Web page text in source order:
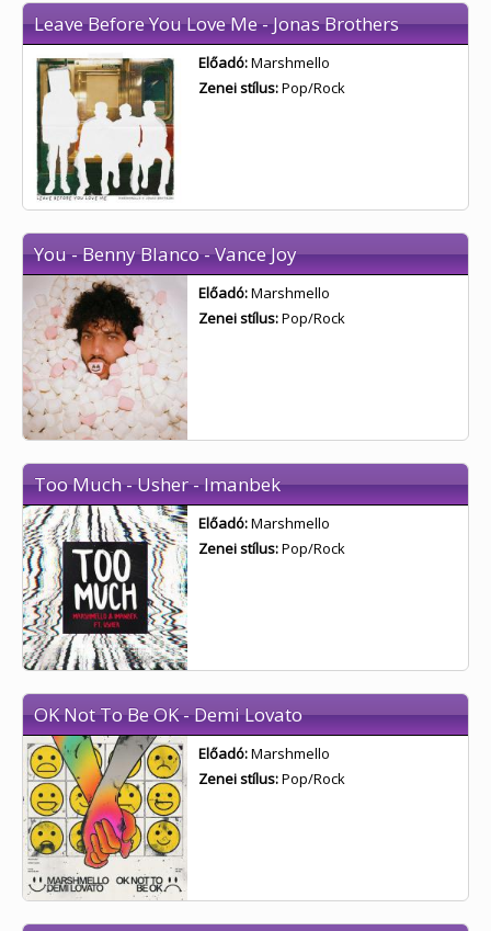
Leave Before You Love Me - Jonas Brothers
Előadó:Marshmello
Zenei stílus:Pop/Rock
You - Benny Blanco - Vance Joy
Előadó:Marshmello
Zenei stílus:Pop/Rock
Too Much - Usher - Imanbek
Előadó:Marshmello
Zenei stílus:Pop/Rock
OK Not To Be OK - Demi Lovato
Előadó:Marshmello
Zenei stílus:Pop/Rock